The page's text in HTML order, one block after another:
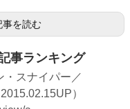
事を読む
事ランキング
・スナイパー／
）